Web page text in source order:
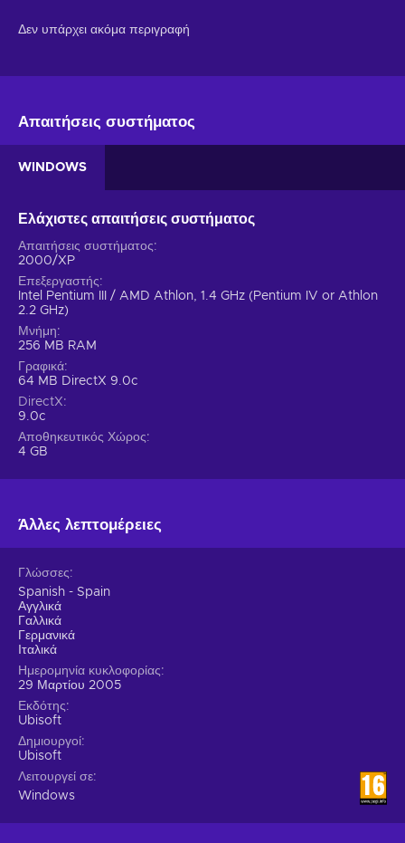
Δεν υπάρχει ακόμα περιγραφή
Απαιτήσεις συστήματος
WINDOWS
Ελάχιστες απαιτήσεις συστήματος
Απαιτήσεις συστήματος
2000/XP
Επεξεργαστής
Intel Pentium III / AMD Athlon, 1.4 GHz (Pentium IV or Athlon
2.2 GHz)
Μνήμη
256 MB RAM
Γραφικά
64 MB DirectX 9.0c
DirectX
9.0c
Αποθηκευτικός Χώρος
4 GB
Άλλες λεπτομέρειες
Γλώσσες
Spanish - Spain
Αγγλικά
Γαλλικά
Γερμανικά
Ιταλικά
Ημερομηνία κυκλοφορίας
29 Μαρτίου 2005
Εκδότης
Ubisoft
Δημιουργοί
Ubisoft
Λειτουργεί σε
Windows